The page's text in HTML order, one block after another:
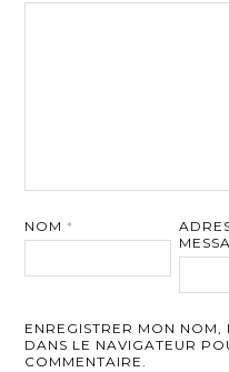
NOM *
ENREGISTRER MON
DANS LE NAVIGATEUR
COMMENTAIRE.